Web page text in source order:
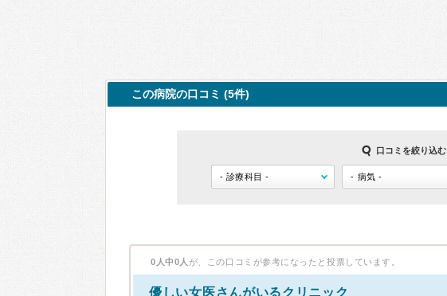
この病院の口コミ (5件)
口コミを絞り込む
0人中0人 が、この口コミが参考になったと投票しています。
優しい女医さんがいるクリニック